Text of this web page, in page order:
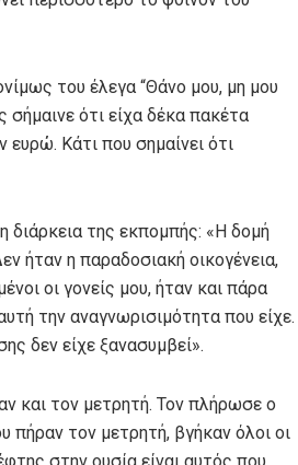
του έλεγα “Θάνο μου, μη μου
σήμαινε ότι είχα δέκα πακέτα
Κάτι που σημαίνει ότι
διάρκεια της εκπομπής: «Η δομή
ήταν η παραδοσιακή οικογένεια,
οι γονείς μου, ήταν και πάρα
την αναγνωρισιμότητα που είχε.
δεν είχε ξανασυμβεί».
και τον μετρητή. Τον πλήρωσε ο
τον μετρητή, βγήκαν όλοι οι